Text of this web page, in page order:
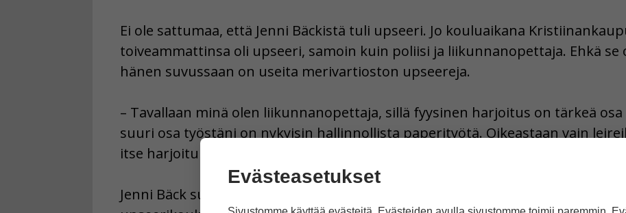
Ei ole sattumaa, että Jenni Bäckistä tuli upseeri. Jo kouluaikana
toiveammattinsa oli upseeri, samoin kuin poliisi ja liikunnanopettaja. Ehkä se
hänen suvussaan on useita merivartioston upseereja.
– Tavallaan minä olen liikunnanopettaja, sillä fyysinen harjoitus on tärkeä
suuri osa työstäni on nykyisin hallinnollista paperityötä. Oikeastaan vain
itse harjoituksia, hän sanoo.
Jenni Bäck suoritti vapaaehtoisen asepalveluksen vuonna 2001. Sitä seurasi
Evästeasetukset